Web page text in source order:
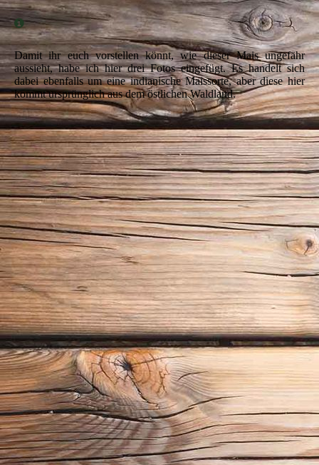
Damit ihr euch vorstellen könnt, wie dieser Mais ungefähr
aussieht, habe ich hier drei Fotos eingefügt. Es handelt sich
dabei ebenfalls um eine indianische Maissorte, aber diese hier
kommt ursprünglich aus dem östlichen Waldland.